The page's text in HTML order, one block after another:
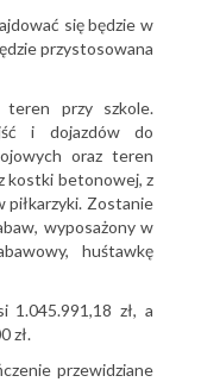
się będzie w
przystosowana
teren przy szkole.
i dojazdów do
oraz teren
kostki betonowej, z
piłkarzyki. Zostanie
wyposażony w
huśtawkę
1.045.991,18 zł, a
zł.
przewidziane